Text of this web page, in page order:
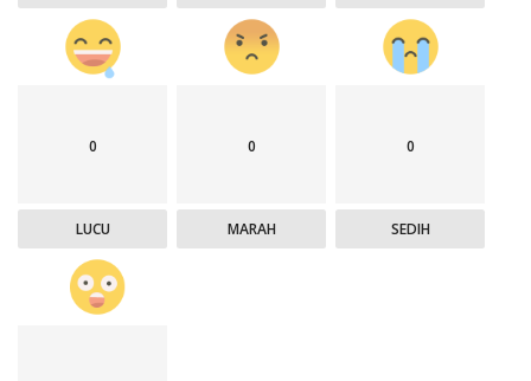
0
LUCU
0
MARAH
0
SEDIH